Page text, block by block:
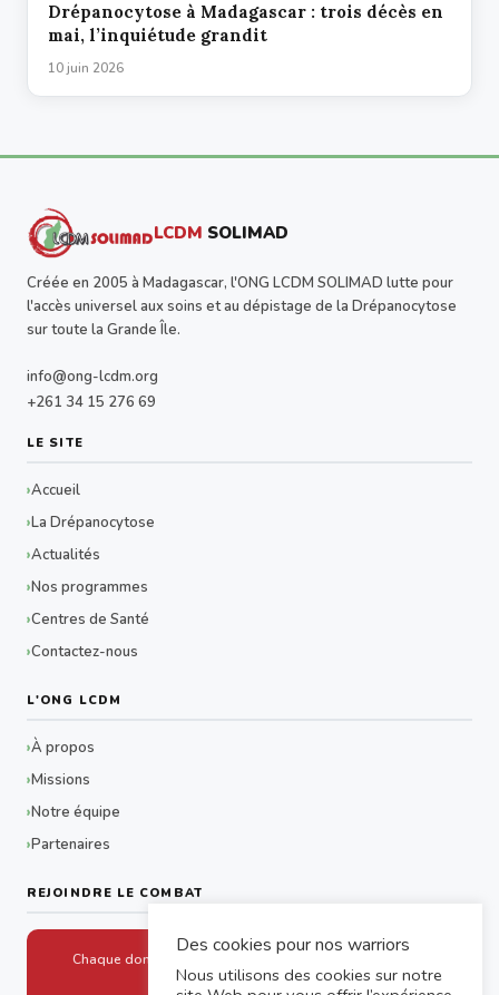
Drépanocytose à Madagascar : trois décès en
mai, l’inquiétude grandit
10 juin 2026
LCDM SOLIMAD
Créée en 2005 à Madagascar, l'ONG LCDM SOLIMAD lutte pour
l'accès universel aux soins et au dépistage de la Drépanocytose
sur toute la Grande Île.
info@ong-lcdm.org
+261 34 15 276 69
LE SITE
Accueil
La Drépanocytose
Actualités
Nos programmes
Centres de Santé
Contactez-nous
L'ONG LCDM
À propos
Missions
Notre équipe
Partenaires
REJOINDRE LE COMBAT
Chaque don aide un drépanocytaire à accéder aux soins
Des cookies pour nos warriors
Nous utilisons des cookies sur notre